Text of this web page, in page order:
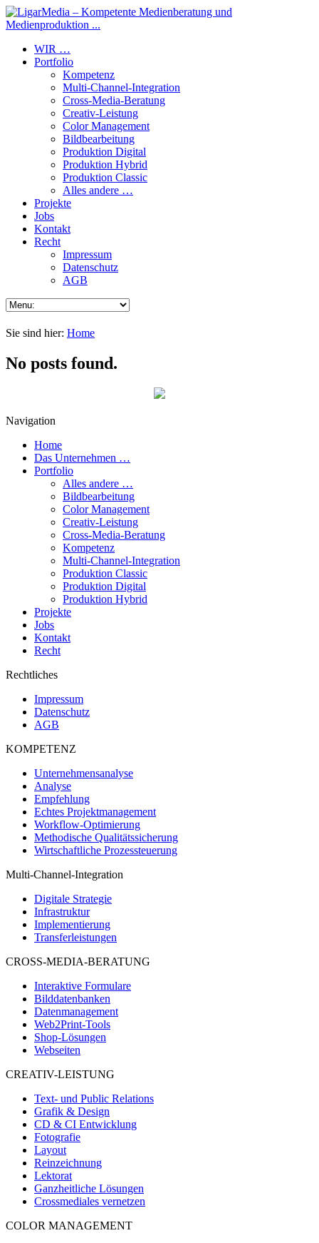
WIR …
Portfolio
Kompetenz
Multi-Channel-Integration
Cross-Media-Beratung
Creativ-Leistung
Color Management
Bildbearbeitung
Produktion Digital
Produktion Hybrid
Produktion Classic
Alles andere …
Projekte
Jobs
Kontakt
Recht
Impressum
Datenschutz
AGB
Sie sind hier: Home
No posts found.
Navigation
Home
Das Unternehmen …
Portfolio
Alles andere …
Bildbearbeitung
Color Management
Creativ-Leistung
Cross-Media-Beratung
Kompetenz
Multi-Channel-Integration
Produktion Classic
Produktion Digital
Produktion Hybrid
Projekte
Jobs
Kontakt
Recht
Rechtliches
Impressum
Datenschutz
AGB
KOMPETENZ
Unternehmensanalyse
Analyse
Empfehlung
Echtes Projektmanagement
Workflow-Optimierung
Methodische Qualitätssicherung
Wirtschaftliche Prozessteuerung
Multi-Channel-Integration
Digitale Strategie
Infrastruktur
Implementierung
Transferleistungen
CROSS-MEDIA-BERATUNG
Interaktive Formulare
Bilddatenbanken
Datenmanagement
Web2Print-Tools
Shop-Lösungen
Webseiten
CREATIV-LEISTUNG
Text- und Public Relations
Grafik & Design
CD & CI Entwicklung
Fotografie
Layout
Reinzeichnung
Lektorat
Ganzheitliche Lösungen
Crossmediales vernetzen
COLOR MANAGEMENT